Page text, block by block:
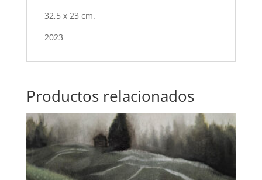
32,5 x 23 cm.
2023
Productos relacionados